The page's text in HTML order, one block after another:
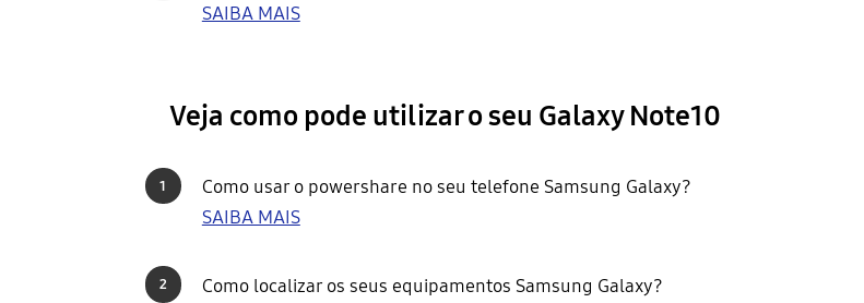
SAIBA MAIS
Veja como pode utilizar o seu Galaxy Note10
1
Como usar o powershare no seu telefone Samsung Galaxy?
SAIBA MAIS
2
Como localizar os seus equipamentos Samsung Galaxy?